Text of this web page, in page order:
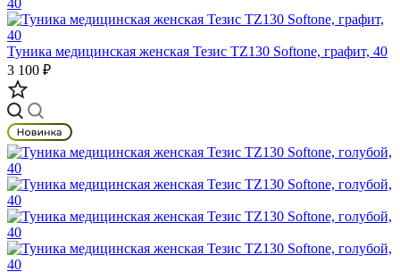
Туника медицинская женская Тезис TZ130 Softone, графит, 40
3 100 ₽